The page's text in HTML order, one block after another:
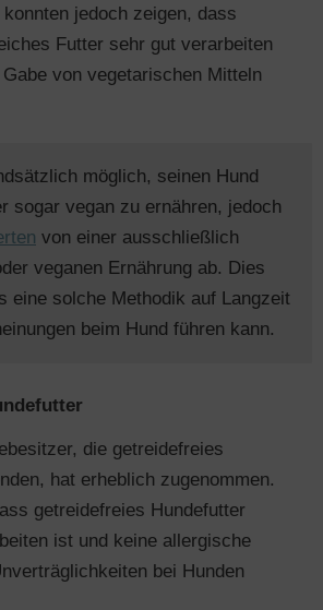
jedoch zeigen, dass
Futter sehr gut verarbeiten
von vegetarischen Mitteln
möglich, seinen Hund
sogar vegan zu ernähren, jedoch
von einer ausschließlich
veganen Ernährung ab. Dies
eine solche Methodik auf Langzeit
beim Hund führen kann.
die getreidefreies
hat erheblich zugenommen.
getreidefreies Hundefutter
ist und keine allergische
bei Hunden